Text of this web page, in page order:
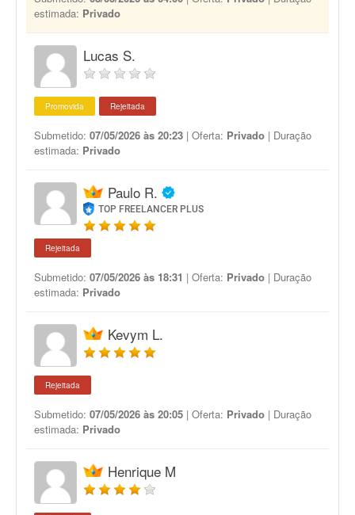
estimada: Privado
Lucas S.
Promovida Rejeitada
Submetido: 07/05/2026 às 20:23 | Oferta: Privado | Duração
estimada: Privado
Paulo R.
TOP FREELANCER PLUS
Rejeitada
Submetido: 07/05/2026 às 18:31 | Oferta: Privado | Duração
estimada: Privado
Kevym L.
Rejeitada
Submetido: 07/05/2026 às 20:05 | Oferta: Privado | Duração
estimada: Privado
Henrique M